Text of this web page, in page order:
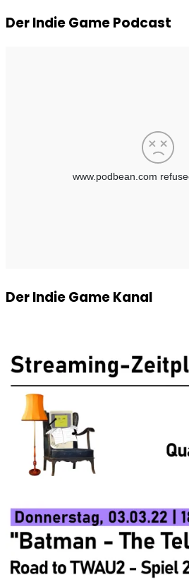
Der Indie Game Podcast
Der Indie Game Kanal